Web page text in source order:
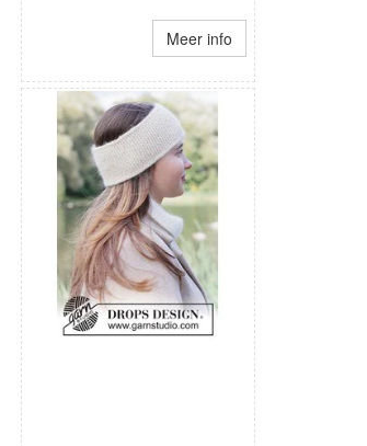
Meer info